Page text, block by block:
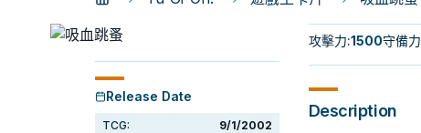
Release Date
TCG: 9/1/2002
攻擊力:1500守備力
Description